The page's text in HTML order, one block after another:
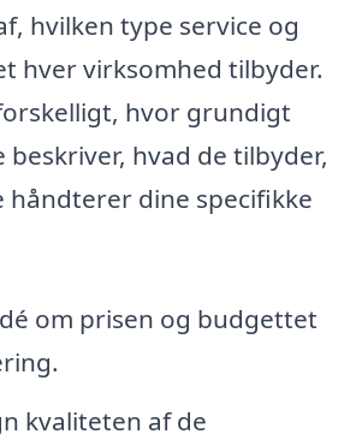
hvilken type service og
hver virksomhed tilbyder.
hvor grundigt
hvad de tilbyder,
håndterer dine specifikke
om prisen og budgettet
kvaliteten af de